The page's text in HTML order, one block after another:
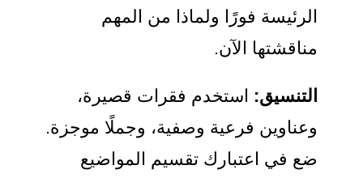
الرئيسة فورًا ولماذا من المهم
مناقشتها الآن.
التنسيق: استخدم فقرات قصيرة،
وعناوين فرعية وصفية، وجملًا موجزة.
ضع في اعتبارك تقسيم المواضيع